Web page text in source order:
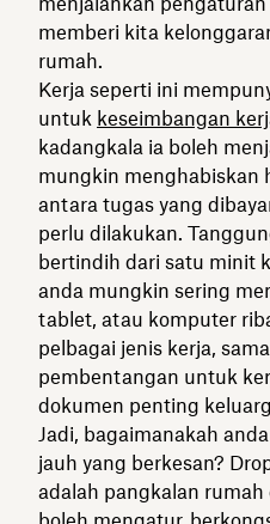
memberi kita
rumah.
Kerja seperti ini
untuk keseimbangan
kadangkala ia boleh
mungkin menghabiskan
antara tugas yang
perlu dilakukan.
bertindih dari satu minit
anda mungkin sering
tablet, atau komputer
pelbagai jenis kerja,
pembentangan untuk
dokumen penting
Jadi, bagaimanakah
jauh yang berkesan?
adalah pangkalan